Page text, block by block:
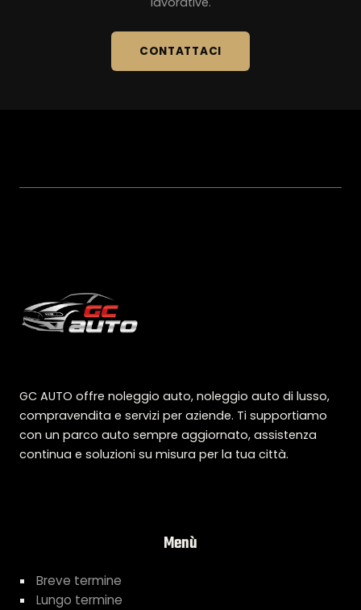
CONTATTACI
GC AUTO offre noleggio auto, noleggio auto di lusso,
compravendita e servizi per aziende. Ti supportiamo
con un parco auto sempre aggiornato, assistenza
continua e soluzioni su misura per la tua città.
Menù
Breve termine
Lungo termine